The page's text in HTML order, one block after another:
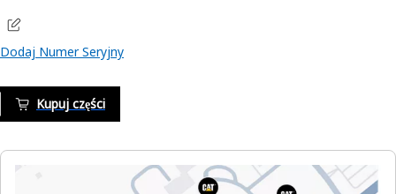
Dodaj Numer Seryjny
Kupuj części